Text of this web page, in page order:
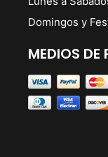
Domingos y
MEDIOS DE